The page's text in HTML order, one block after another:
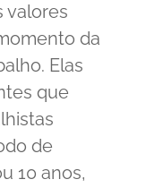
valores
da
Elas
que
de
10 anos,